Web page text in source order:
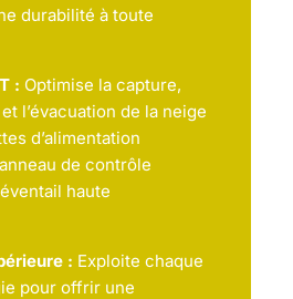
durabilité à toute
: Optimise la capture,
l’évacuation de la neige
d’alimentation
de contrôle
haute
: Exploite chaque
pour offrir une